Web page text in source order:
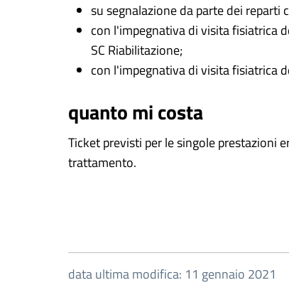
su segnalazione da parte dei
con l'impegnativa di visita fisiatrica
SC Riabilitazione;
con l'impegnativa di visita fisiatrica
quanto mi costa
Ticket previsti per le singole prestazioni
trattamento.
data ultima modifica: 11 gennaio 2021